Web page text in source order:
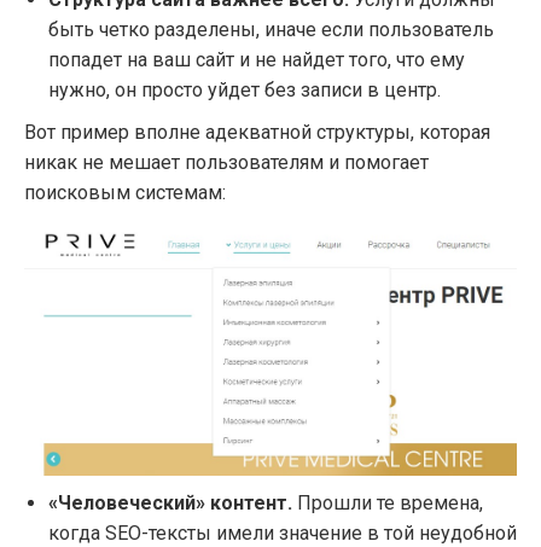
быть четко разделены, иначе если пользователь
попадет на ваш сайт и не найдет того, что ему
нужно, он просто уйдет без записи в центр.
Вот пример вполне адекватной структуры, которая
никак не мешает пользователям и помогает
поисковым системам:
«Человеческий» контент. Прошли те времена,
когда SEO-тексты имели значение в той неудобной